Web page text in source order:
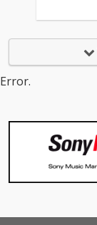
Error.